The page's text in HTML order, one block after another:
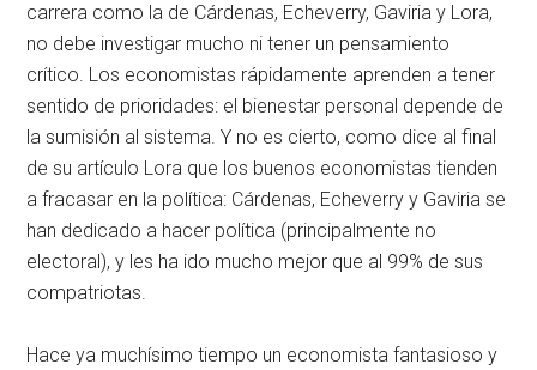
carrera como la de Cárdenas, Echeverry, Gaviria y Lora,
no debe investigar mucho ni tener un pensamiento
crítico. Los economistas rápidamente aprenden a tener
sentido de prioridades: el bienestar personal depende de
la sumisión al sistema. Y no es cierto, como dice al final
de su artículo Lora que los buenos economistas tienden
a fracasar en la política: Cárdenas, Echeverry y Gaviria se
han dedicado a hacer política (principalmente no
electoral), y les ha ido mucho mejor que al 99% de sus
compatriotas.
Hace ya muchísimo tiempo un economista fantasioso y